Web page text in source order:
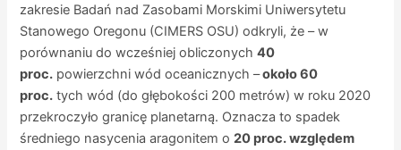
zakresie Badań nad Zasobami Morskimi Uniwersytetu
Stanowego Oregonu (CIMERS OSU) odkryli, że – w
porównaniu do wcześniej obliczonych40
proc. powierzchni wód oceanicznych –około 60
proc. tych wód (do głębokości 200 metrów) w roku 2020
przekroczyło granicę planetarną. Oznacza to spadek
średniego nasycenia aragonitem o20 proc. względem